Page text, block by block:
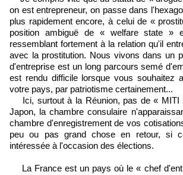
on est entrepreneur, on passe dans
plus rapidement encore, à celui de «
position ambiguë de « welfare state »
ressemblant fortement à la relation qu'il
avec la prostitution. Nous vivons dans un
d'entreprise est un long parcours semé
est rendu difficile lorsque vous souhaitez
votre pays, par patriotisme certainement...
Ici, surtout à la Réunion, pas de « MITI
Japon, la chambre consulaire
chambre d'enregistrement de vos
peu ou pas grand chose en retour, si
intéressée à l'occasion des élections.
La France est un pays où le « chef